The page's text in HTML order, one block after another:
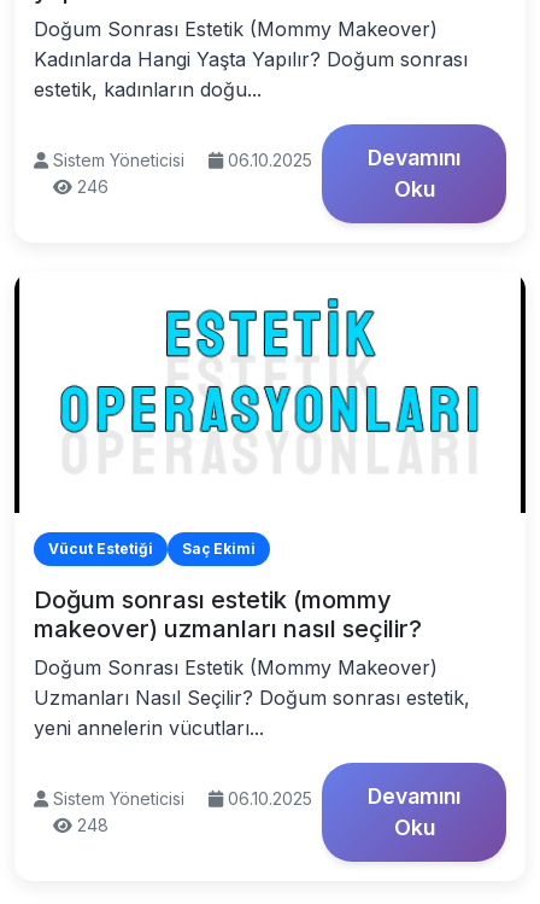
Doğum Sonrası Estetik (Mommy Makeover)
Kadınlarda Hangi Yaşta Yapılır? Doğum sonrası
estetik, kadınların doğu...
Sistem Yöneticisi
06.10.2025
246
Devamını
Oku
Vücut Estetiği Saç Ekimi
Doğum sonrası estetik (mommy
makeover) uzmanları nasıl seçilir?
Doğum Sonrası Estetik (Mommy Makeover)
Uzmanları Nasıl Seçilir? Doğum sonrası estetik,
yeni annelerin vücutları...
Sistem Yöneticisi
06.10.2025
248
Devamını
Oku